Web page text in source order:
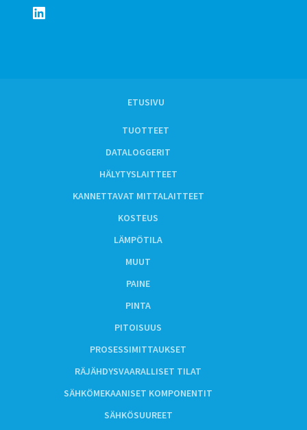
LinkedIn
ETUSIVU
TUOTTEET
DATALOGGERIT
HÄLYTYSLAITTEET
KANNETTAVAT MITTALAITTEET
KOSTEUS
LÄMPÖTILA
MUUT
PAINE
PINTA
PITOISUUS
PROSESSIMITTAUKSET
RÄJÄHDYSVAARALLISET TILAT
SÄHKÖMEKAANISET KOMPONENTIT
SÄHKÖSUUREET